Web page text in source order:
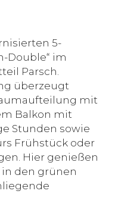
5-
Double“ im
Parsch.
überzeugt
mit
Balkon mit
Stunden sowie
Frühstück oder
Hier genießen
den grünen